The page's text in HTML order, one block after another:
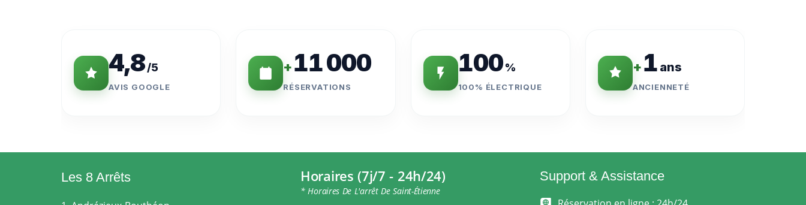
4,8/5
AVIS GOOGLE
+11 000
RÉSERVATIONS
100 %
100% ÉLECTRIQUE
+1 ans
ANCIENNETÉ
Les 8 Arrêts Horaires (7j/7 - 24h/24)
* Horaires De L'arrêt De Saint-Étienne
Support & Assistance